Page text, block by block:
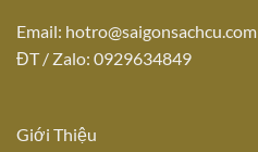
Email: hotro@saigonsachcu.com
ĐT / Zalo: 0929634849
Giới Thiệu